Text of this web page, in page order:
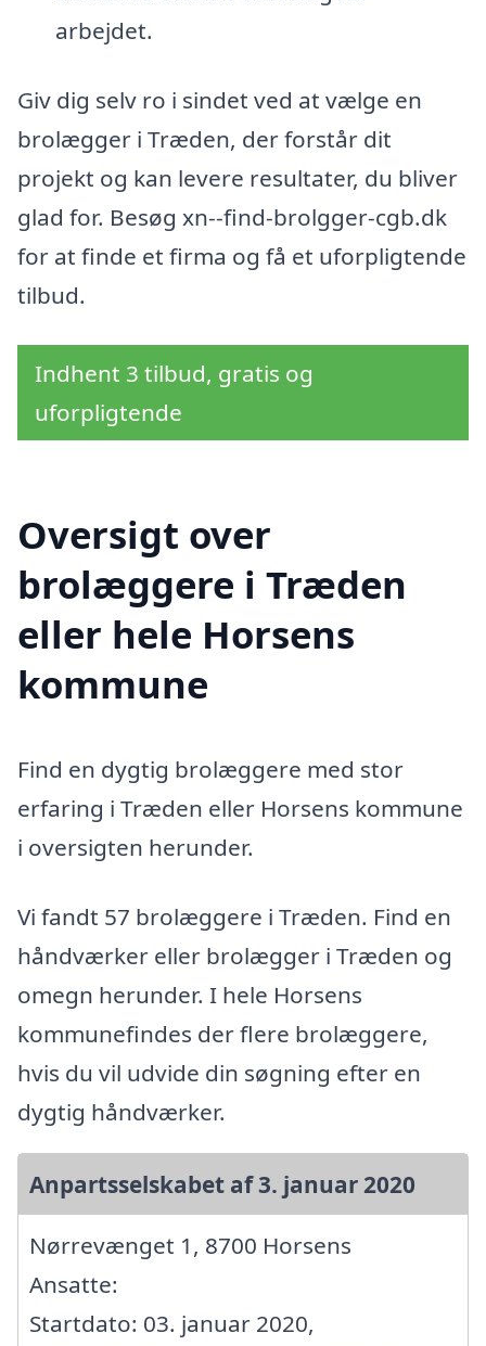
arbejdet.
Giv dig selv ro i sindet ved at vælge en
brolægger i Træden, der forstår dit
projekt og kan levere resultater, du bliver
glad for. Besøg xn--find-brolgger-cgb.dk
for at finde et firma og få et uforpligtende
tilbud.
Indhent 3 tilbud, gratis og
uforpligtende
Oversigt over
brolæggere i Træden
eller hele Horsens
kommune
Find en dygtig brolæggere med stor
erfaring i Træden eller Horsens kommune
i oversigten herunder.
Vi fandt 57 brolæggere i Træden. Find en
håndværker eller brolægger i Træden og
omegn herunder. I hele Horsens
kommunefindes der flere brolæggere,
hvis du vil udvide din søgning efter en
dygtig håndværker.
Anpartsselskabet af 3. januar 2020
Nørrevænget 1, 8700 Horsens
Ansatte:
Startdato: 03. januar 2020,